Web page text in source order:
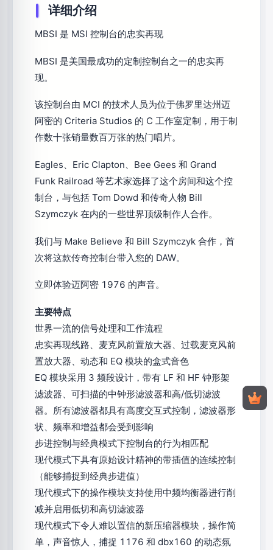
详细介绍
MBSI 是 MSI 控制台的忠实再现
MBSI 是美国最成功的定制控制台之一的忠实再
现。
该控制台由 MCI 的技术人员为位于佛罗里达州迈
阿密的 Criteria Studios 的 C 工作室定制，用于制
作数十张销量数百万张的热门唱片。
Eagles、Eric Clapton、Bee Gees 和 Grand
Funk Railroad 等艺术家选择了这个房间和这个控
制台，与包括 Tom Dowd 和传奇人物 Bill
Szymczyk 在内的一些世界顶级制作人合作。
我们与 Make Believe 和 Bill Szymczyk 合作，首
次将这款传奇控制台带入您的 DAW。
立即体验迈阿密 1976 的声音。
主要特点
世界一流的信号处理和工作流程
忠实再现线路、麦克风前置放大器、过载麦克风前
置放大器、动态和 EQ 模块的盒式音色
EQ 模块采用 3 频段设计，带有 LF 和 HF 钟形架
滤波器、可扫描的中钟形滤波器和高/低切滤波
器。所有滤波器都具有高度交互式控制，滤波器形
状、频率和增益都会受到影响
步进控制与经典模式下控制台的行为相匹配
现代模式下具有原始设计精神的带插值的连续控制
（能够捕捉到经典步进值）
现代模式下的操作模块支持使用中频均衡器进行削
减并启用低切和高切滤波器
现代模式下令人难以置信的新压缩器模块，操作简
单，声音惊人，捕捉 1176 和 dbx160 的动态氛